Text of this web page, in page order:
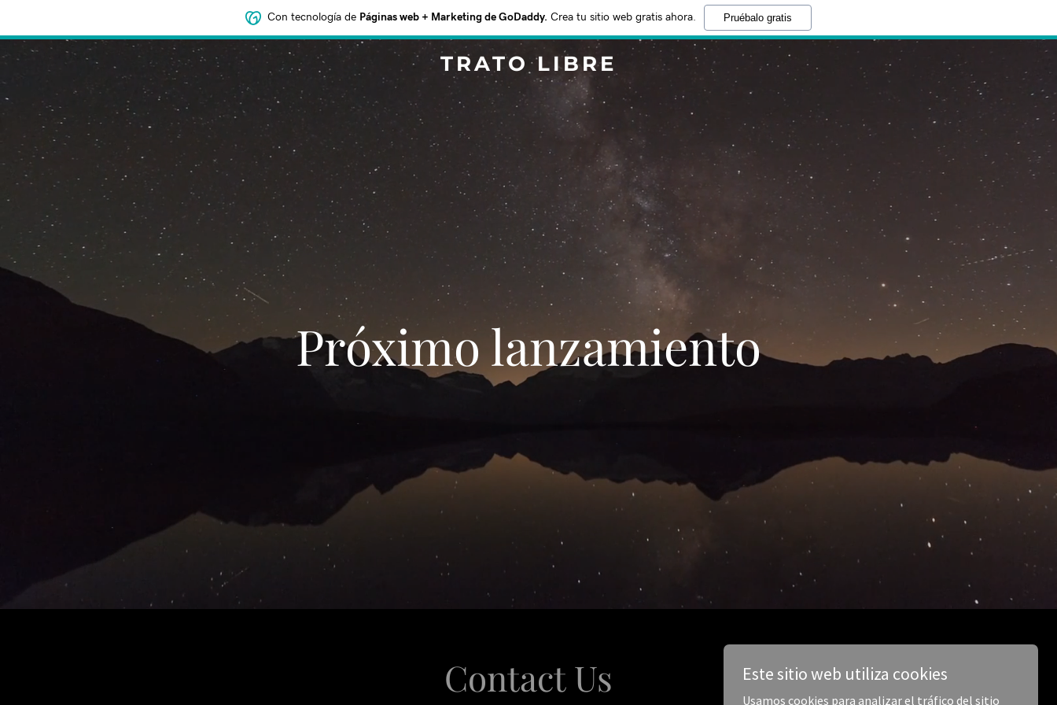
Con tecnología de Páginas web + Marketing de GoDaddy. Crea tu sitio web gratis ahora. Pruébalo gratis
TRATO LIBRE
‌‌Próximo lanzamiento
Contact Us Este sitio web utiliza cookies
Usamos cookies para analizar el tráfico del sitio